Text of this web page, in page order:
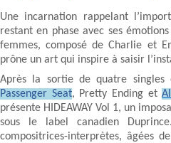
Une incarnation rappelant
restant en phase avec ses
femmes, composé de Charlie et
prône un art qui inspire à saisir
Après la sortie de quatre singles
Passenger Seat, Pretty Ending et
présente HIDEAWAY Vol 1, un
sous le label canadien
compositrices-interprètes, âgées